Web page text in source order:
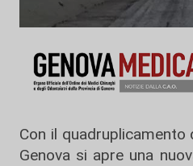
Con il
Genova si apre una